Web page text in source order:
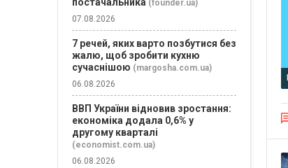
(founder.ua)
07.08.2026
7 речей, яких варто позбутися без
жалю, щоб зробити кухню
сучаснішою (margosha.com.ua)
06.08.2026
ВВП України відновив зростання:
економіка додала 0,6% у
другому кварталі
(economist.com.ua)
06.08.2026